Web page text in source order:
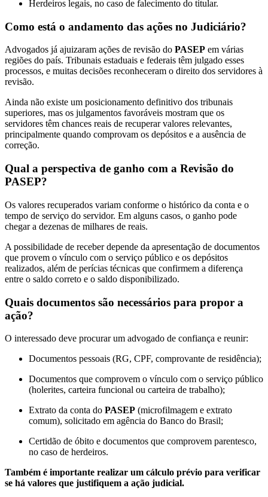
Herdeiros legais, no caso de falecimento do titular.
Como está o andamento das ações no Judiciário?
Advogados já ajuizaram ações de revisão do PASEP em várias
regiões do país. Tribunais estaduais e federais têm julgado esses
processos, e muitas decisões reconheceram o direito dos servidores à
revisão.
Ainda não existe um posicionamento definitivo dos tribunais
superiores, mas os julgamentos favoráveis mostram que os
servidores têm chances reais de recuperar valores relevantes,
principalmente quando comprovam os depósitos e a ausência de
correção.
Qual a perspectiva de ganho com a Revisão do
PASEP?
Os valores recuperados variam conforme o histórico da conta e o
tempo de serviço do servidor. Em alguns casos, o ganho pode
chegar a dezenas de milhares de reais.
A possibilidade de receber depende da apresentação de documentos
que provem o vínculo com o serviço público e os depósitos
realizados, além de perícias técnicas que confirmem a diferença
entre o saldo correto e o saldo disponibilizado.
Quais documentos são necessários para propor a
ação?
O interessado deve procurar um advogado de confiança e reunir:
Documentos pessoais (RG, CPF, comprovante de residência);
Documentos que comprovem o vínculo com o serviço público
(holerites, carteira funcional ou carteira de trabalho);
Extrato da conta do PASEP (microfilmagem e extrato
comum), solicitado em agência do Banco do Brasil;
Certidão de óbito e documentos que comprovem parentesco,
no caso de herdeiros.
Também é importante realizar um cálculo prévio para verificar
se há valores que justifiquem a ação judicial.